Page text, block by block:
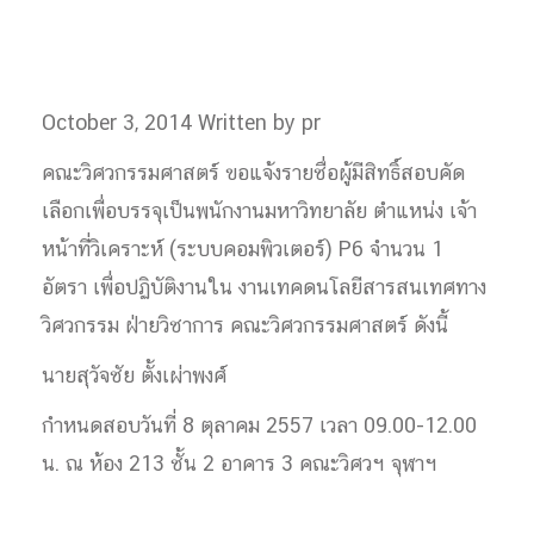
October 3, 2014Written by pr
คณะวิศวกรรมศาสตร์ ขอแจ้งรายชื่อผู้มีสิทธิ์สอบคัด
เลือกเพื่อบรรจุเป็นพนักงานมหาวิทยาลัย ตำแหน่ง เจ้า
หน้าที่วิเคราะห์ (ระบบคอมพิวเตอร์) P6 จำนวน 1
อัตรา เพื่อปฏิบัติงานใน งานเทคดนโลยีสารสนเทศทาง
วิศวกรรม ฝ่ายวิชาการ คณะวิศวกรรมศาสตร์ ดังนี้
นายสุวัจชัย ตั้งเผ่าพงศ์
กำหนดสอบวันที่ 8 ตุลาคม 2557 เวลา 09.00-12.00
น. ณ ห้อง 213 ชั้น 2 อาคาร 3 คณะวิศวฯ จุฬาฯ